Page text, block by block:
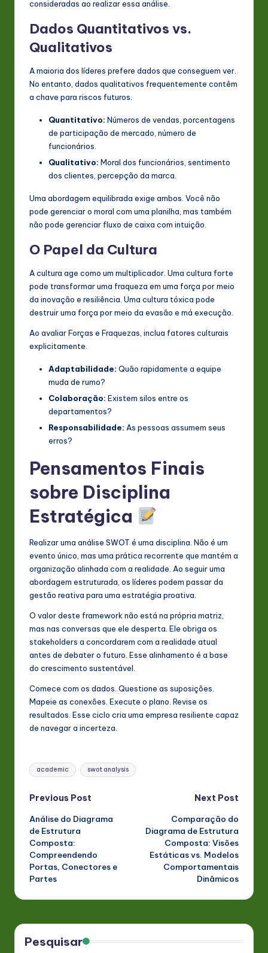
consideradas ao realizar essa análise.
Dados Quantitativos vs.
Qualitativos
A maioria dos líderes prefere dados que conseguem ver.
No entanto, dados qualitativos frequentemente contêm
a chave para riscos futuros.
Quantitativo: Números de vendas, porcentagens
de participação de mercado, número de
funcionários.
Qualitativo: Moral dos funcionários, sentimento
dos clientes, percepção da marca.
Uma abordagem equilibrada exige ambos. Você não
pode gerenciar o moral com uma planilha, mas também
não pode gerenciar fluxo de caixa com intuição.
O Papel da Cultura
A cultura age como um multiplicador. Uma cultura forte
pode transformar uma fraqueza em uma força por meio
da inovação e resiliência. Uma cultura tóxica pode
destruir uma força por meio da evasão e má execução.
Ao avaliar Forças e Fraquezas, inclua fatores culturais
explicitamente.
Adaptabilidade: Quão rapidamente a equipe
muda de rumo?
Colaboração: Existem silos entre os
departamentos?
Responsabilidade: As pessoas assumem seus
erros?
Pensamentos Finais
sobre Disciplina
Estratégica
Realizar uma análise SWOT é uma disciplina. Não é um
evento único, mas uma prática recorrente que mantém a
organização alinhada com a realidade. Ao seguir uma
abordagem estruturada, os líderes podem passar da
gestão reativa para uma estratégia proativa.
O valor deste framework não está na própria matriz,
mas nas conversas que ele desperta. Ele obriga os
stakeholders a concordarem com a realidade atual
antes de debater o futuro. Esse alinhamento é a base
do crescimento sustentável.
Comece com os dados. Questione as suposições.
Mapeie as conexões. Execute o plano. Revise os
resultados. Esse ciclo cria uma empresa resiliente capaz
de navegar a incerteza.
Tags:
academic swot analysis
Post
navigation
Previous Post
Análise do Diagrama
de Estrutura
Composta:
Compreendendo
Portas, Conectores e
Partes
Next Post
Comparação do
Diagrama de Estrutura
Composta: Visões
Estáticas vs. Modelos
Comportamentais
Dinâmicos
Pesquisar